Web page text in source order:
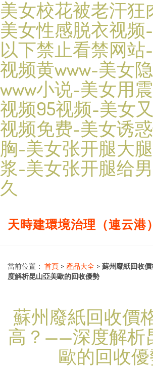
美女校花被老汗狂
美女性感脱衣视频
以下禁止看禁网站
视频黄www-美女
www小说-美女用
视频95视频-美女
视频免费-美女诱
胸-美女张开腿大
浆-美女张开腿给
久
天時建環境治理（連云港
當前位置： 首頁 > 產品大全 > 蘇州廢紙回收
度解析昆山亞美歐的回收優勢
蘇州廢紙回收價
高？——深度解析
歐的回收